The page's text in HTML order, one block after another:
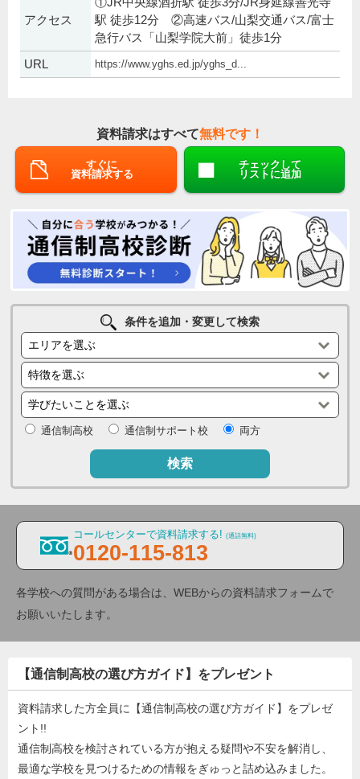
アクセス
駅 徒歩12分 ②高速バス/山梨交通バス/富士
急行バス「山梨学院大前」徒歩1分
URL
https://www.yghs.ed.jp/yghs_d...
資料請求はすべて無料です！
すぐに
資料請求する
チェックして
リストに追加
条件を追加・変更して検索
通信制高校 通信制サポート校 両方
検索
コールセンターで資料請求する! (通話無料)
0120-115-813
各学校への質問がある場合は、WEBからの資料請求フォームで
お願いいたします。
【通信制高校の選び方ガイド】をプレゼント
資料請求した方全員に【通信制高校の選び方ガイド】をプレゼ
ント!!
通信制高校を検討されている方が抱える疑問や不安を解消し、
最適な学校を見つけるための情報をぎゅっと詰め込みました。